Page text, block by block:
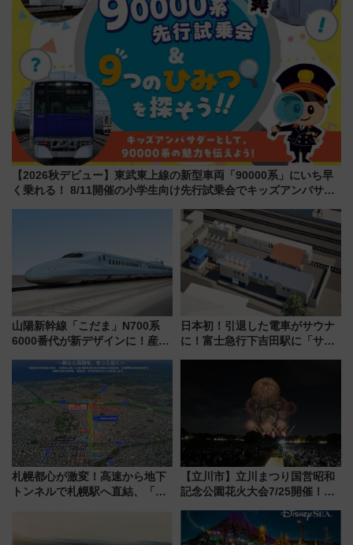
【2026秋デビュー】東武東上線の新型車両「90000系」にいち早
く乗れる！ 8/11開催の小学生向け先行試乗会でキッズアンバサダ
山陽新幹線「こだま」N700系
6000番代が新デザインに！産学
用は今冬から
日本初！引退した電車がサウナ
に！富士急行下吉田駅に「サ電
感じながら「ととのう」新感覚
札幌都心が激変！高速から地下
トンネルで札幌駅へ直結、「創
事業の全貌
【立川市】立川まつり国営昭和
記念公園花火大会7/25開催！
混雑に要注意、その理由は